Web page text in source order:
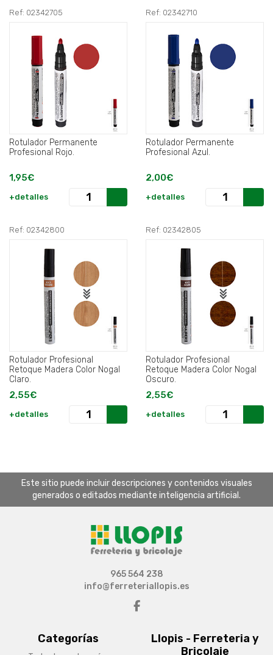
Ref: 02342705
Rotulador Permanente
Profesional Rojo.
1,95€
+detalles
Ref: 02342710
Rotulador Permanente
Profesional Azul.
2,00€
+detalles
Ref: 02342800
Rotulador Profesional
Retoque Madera Color Nogal
Claro.
2,55€
+detalles
Ref: 02342805
Rotulador Profesional
Retoque Madera Color Nogal
Oscuro.
2,55€
+detalles
Este sitio puede incluir descripciones y contenidos visuales
generados o editados mediante inteligencia artificial.
Categorías
Llopis - Ferreteria y
Bricolaje
965 564 238
info@ferreteriallopis.es